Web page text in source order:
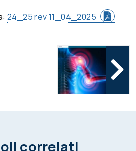
24_25 rev 11_04_2025
correlati